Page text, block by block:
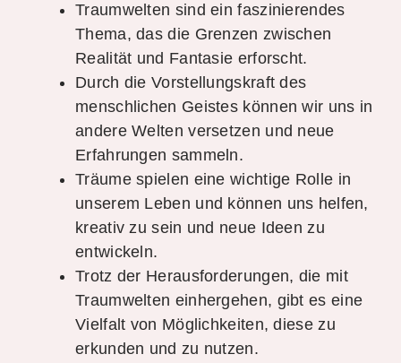
Traumwelten sind ein faszinierendes
Thema, das die Grenzen zwischen
Realität und Fantasie erforscht.
Durch die Vorstellungskraft des
menschlichen Geistes können wir uns in
andere Welten versetzen und neue
Erfahrungen sammeln.
Träume spielen eine wichtige Rolle in
unserem Leben und können uns helfen,
kreativ zu sein und neue Ideen zu
entwickeln.
Trotz der Herausforderungen, die mit
Traumwelten einhergehen, gibt es eine
Vielfalt von Möglichkeiten, diese zu
erkunden und zu nutzen.